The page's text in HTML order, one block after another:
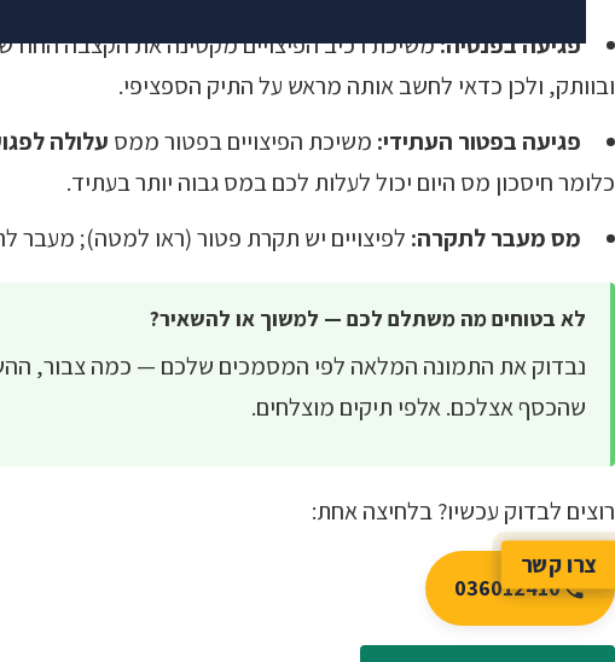
פגיעה בפנסיה:משיכת רכיב הפיצויים מקטינה את הקצבה
ובוותק, ולכן כדאי לחשב אותה מראש על התיק הספציפי.
פגיעה בפטור העתידי: משיכת הפיצויים בפטור ממס עלולה
כלומר חיסכון מס היום יכול לעלות לכם במס גבוה יותר בעתיד.
מס מעבר לתקרה: לפיצויים יש תקרת פטור (ראו למטה); מעבר
לא בטוחים מה משתלם לכם — למשוך או להשאיר?
נבדוק את התמונה המלאה לפי המסמכים שלכם — כמה צבור,
שהכסף אצלכם. אלפי תיקים מוצלחים.
רוצים לבדוק עכשיו? בלחיצה אחת:
036012410
צרו קשר